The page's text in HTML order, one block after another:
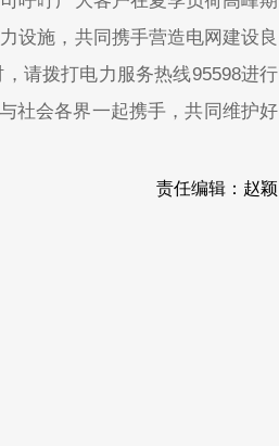
设施，共同携手营造电网建设良
请拨打电力服务热线95598进行
社会各界一起携手，共同维护好
责任编辑：赵颖